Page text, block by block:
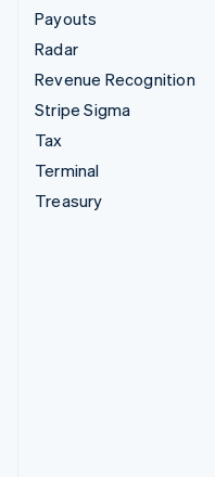
Payouts
Radar
Revenue Recognition
Stripe Sigma
Tax
Terminal
Treasury